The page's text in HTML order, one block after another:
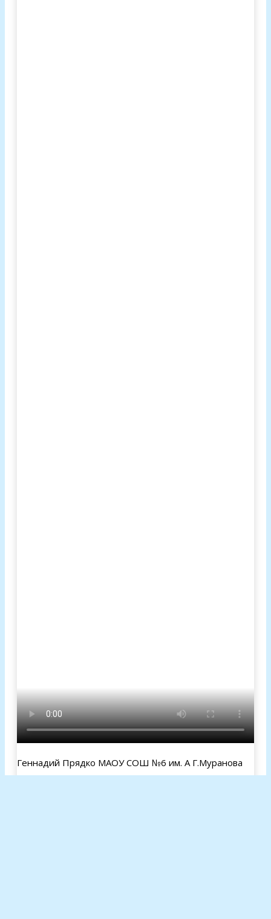
Геннадий Прядко МАОУ СОШ №6 им. А Г.Муранова